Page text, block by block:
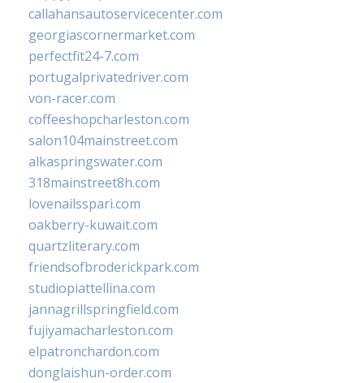
callahansautoservicecenter.com
georgiascornermarket.com
perfectfit24-7.com
portugalprivatedriver.com
von-racer.com
coffeeshopcharleston.com
salon104mainstreet.com
alkaspringswater.com
318mainstreet8h.com
lovenailsspari.com
oakberry-kuwait.com
quartzliterary.com
friendsofbroderickpark.com
studiopiattellina.com
jannagrillspringfield.com
fujiyamacharleston.com
elpatronchardon.com
donglaishun-order.com